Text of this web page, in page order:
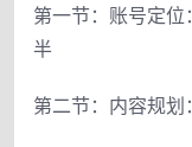
第一节：账号定
半
第二节：内容规划